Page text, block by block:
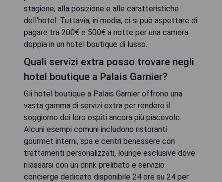
stagione, alla posizione e alle caratteristiche
dell'hotel. Tuttavia, in media, ci si può aspettare di
pagare tra 200€ e 500€ a notte per una camera
doppia in un hotel boutique di lusso.
Quali servizi extra posso trovare negli
hotel boutique a Palais Garnier?
Gli hotel boutique a Palais Garnier offrono una
vasta gamma di servizi extra per rendere il
soggiorno dei loro ospiti ancora più piacevole.
Alcuni esempi comuni includono ristoranti
gourmet interni, spa e centri benessere con
trattamenti personalizzati, lounge esclusive dove
rilassarsi con un drink prelibato e servizio
concierge dedicato disponibile 24 ore su 24 per